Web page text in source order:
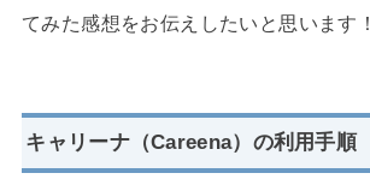
てみた感想をお伝えしたいと思います！
キャリーナ（Careena）の利用手順